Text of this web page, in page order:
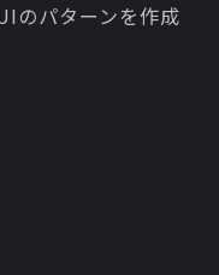
のパターンを作成